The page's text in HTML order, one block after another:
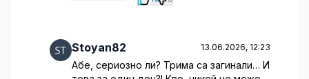
Stoyan82 13.06.2026, 12:23
Абе, сериозно ли? Трима са загинали… И